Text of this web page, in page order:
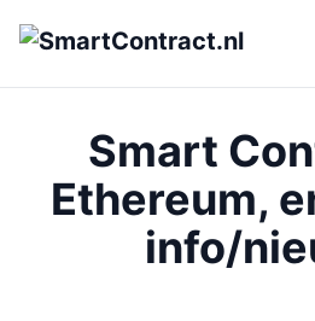
Smart
Ethereum,
info/